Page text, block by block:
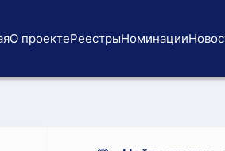
О проектеРеестрыНоминации